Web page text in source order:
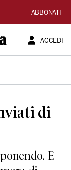
ABBONATI
ACCEDI
di
E